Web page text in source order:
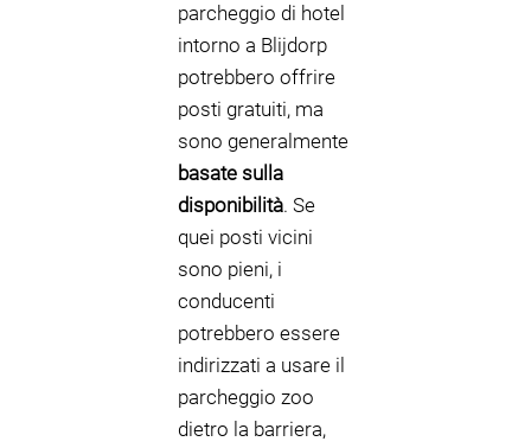
parcheggio di hotel
intorno a Blijdorp
potrebbero offrire
posti gratuiti, ma
sono generalmente
basate sulla
disponibilità. Se
quei posti vicini
sono pieni, i
conducenti
potrebbero essere
indirizzati a usare il
parcheggio zoo
dietro la barriera,